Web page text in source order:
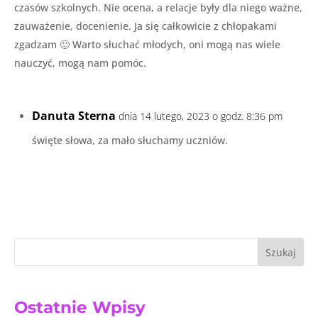
czasów szkolnych. Nie ocena, a relacje były dla niego ważne,
zauważenie, docenienie. Ja się całkowicie z chłopakami
zgadzam 🙂 Warto słuchać młodych, oni mogą nas wiele
nauczyć, mogą nam pomóc.
Danuta Sterna dnia 14 lutego, 2023 o godz. 8:36 pm
święte słowa, za mało słuchamy uczniów.
Szukaj
Ostatnie Wpisy